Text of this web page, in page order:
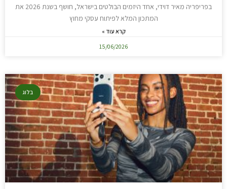
בפריפריה מאיר דוידי, אחד היזמים הבולטים בישראל, חושף בשנת 2026 את
המתכון המלא לפיתוח עסקי מחוץ
קרא עוד »
15/06/2026
בלוג